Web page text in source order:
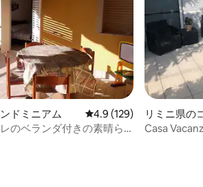
ドミニアム レビュー129件、5つ星中
4.9 (129)
のベランダ付きの素晴ら
リミニ県の
Casa